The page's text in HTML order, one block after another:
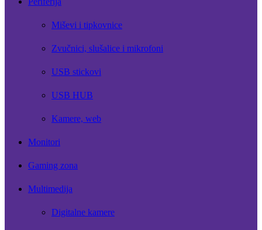
Miševi i tipkovnice
Zvučnici, slušalice i mikrofoni
USB stickovi
USB HUB
Kamere, web
Monitori
Gaming zona
Multimedija
Digitalne kamere